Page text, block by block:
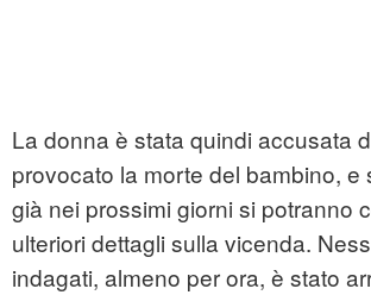
La donna è stata quindi accusata
provocato la morte del bambino, e
già nei prossimi giorni si potranno
ulteriori dettagli sulla vicenda.
indagati, almeno per ora, è stato